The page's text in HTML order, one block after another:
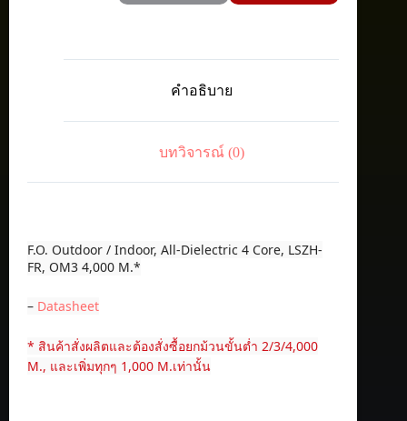
Indoor,
คำอธิบาย
บทวิจารณ์ (0)
F.O. Outdoor / Indoor, All-Dielectric 4 Core, LSZH-
FR, OM3 4,000 M.*
– Datasheet
* สินค้าสั่งผลิตและต้องสั่งซื้อยกม้วนขั้นต่ำ 2/3/4,000
M., และเพิ่มทุกๆ 1,000 M.เท่านั้น